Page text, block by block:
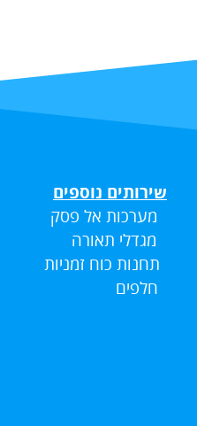
שירותים נוספים
מערכות אל פסק
מגדלי תאורה
תחנות כוח זמניות
חלפים